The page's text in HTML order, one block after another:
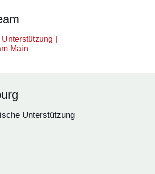
|
Main
Unterstützung